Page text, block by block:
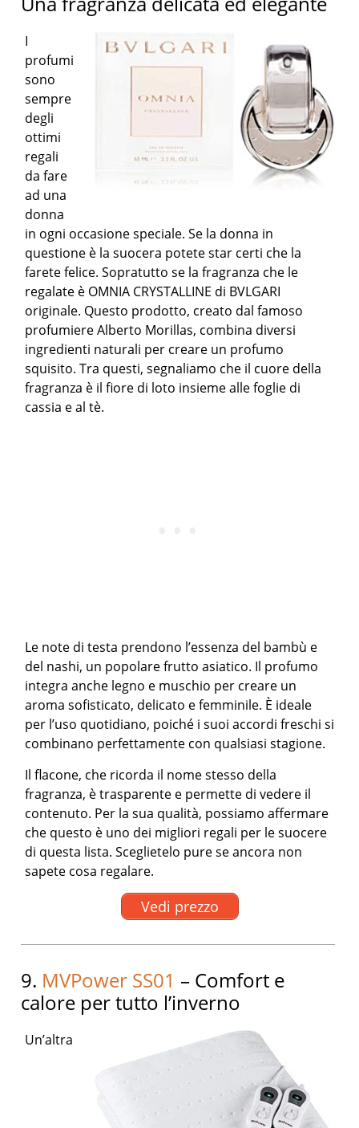
I
profumi
sono
sempre
degli
ottimi
regali
da fare
ad una
donna
in ogni occasione speciale. Se la donna in
questione è la suocera potete star certi che la
farete felice. Sopratutto se la fragranza che le
regalate è OMNIA CRYSTALLINE di BVLGARI
originale. Questo prodotto, creato dal famoso
profumiere Alberto Morillas, combina diversi
ingredienti naturali per creare un profumo
squisito. Tra questi, segnaliamo che il cuore della
fragranza è il fiore di loto insieme alle foglie di
cassia e al tè.
Le note di testa prendono l’essenza del bambù e
del nashi, un popolare frutto asiatico. Il profumo
integra anche legno e muschio per creare un
aroma sofisticato, delicato e femminile. È ideale
per l’uso quotidiano, poiché i suoi accordi freschi si
combinano perfettamente con qualsiasi stagione.
Il flacone, che ricorda il nome stesso della
fragranza, è trasparente e permette di vedere il
contenuto. Per la sua qualità, possiamo affermare
che questo è uno dei migliori regali per le suocere
di questa lista. Sceglietelo pure se ancora non
sapete cosa regalare.
Vedi prezzo
9. MVPower SS01 – Comfort e
calore per tutto l’inverno
Un’altra